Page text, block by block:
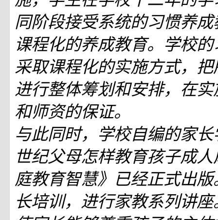
同阶段接受系统的习惯养
课程化的养成教育。学校
采取课程化的实施方式，
进行整体筹划和安排，在
和师资的保证。
与此同时，学校自编的家
世纪父母怎样教育孩子成
庭教育智慧》已经正式出
长培训，进行家教系列讲